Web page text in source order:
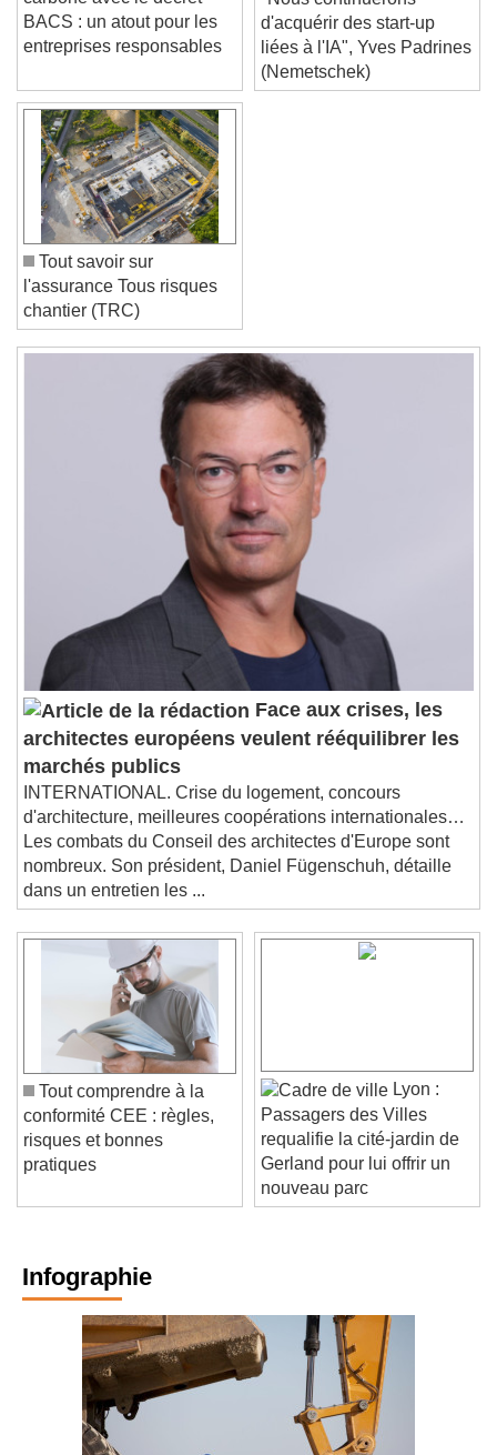
Color Opacity
Font Size
Text Edge Style
Font Family
Reset
Done
Close Modal Dialog
carbone avec le décret
BACS : un atout pour les
"Nous continuerons
d'acquérir des start-up
liées à l'IA", Yves Padrines
(Nemetschek)
Tout savoir sur
l'assurance Tous risques
chantier (TRC)
Face aux crises, les
architectes européens veulent rééquilibrer les
marchés publics
INTERNATIONAL. Crise du logement, concours
d'architecture, meilleures coopérations internationales…
Les combats du Conseil des architectes d'Europe sont
nombreux. Son président, Daniel Fügenschuh, détaille
dans un entretien les ...
Tout comprendre à la
conformité CEE : règles,
risques et bonnes
Lyon :
Passagers des Villes
requalifie la cité-jardin de
Gerland pour lui offrir un
nouveau parc
Infographie